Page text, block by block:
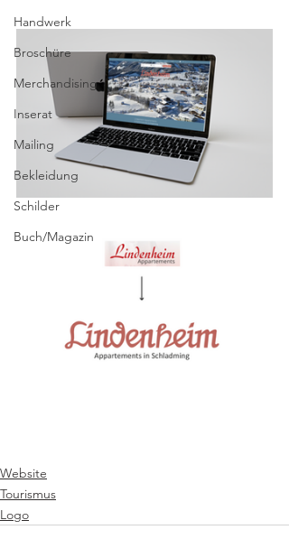
Handwerk
Broschüre
Merchandising
Inserat
Mailing
Bekleidung
Schilder
Buch/Magazin
Website
Tourismus
Logo